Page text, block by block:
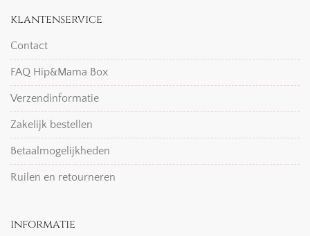
klantenservice
Contact
FAQ Hip&Mama Box
Verzendinformatie
Zakelijk bestellen
Betaalmogelijkheden
Ruilen en retourneren
informatie